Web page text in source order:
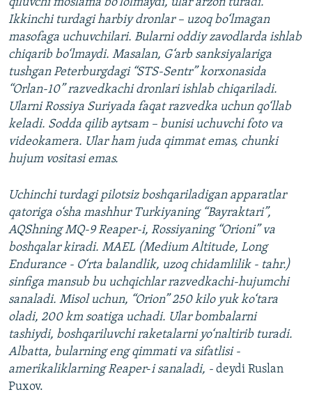
Ikkinchi turdagi harbiy dronlar – uzoq bo‘lmagan
masofaga uchuvchilari. Bularni oddiy zavodlarda ishlab
chiqarib bo‘lmaydi. Masalan, G‘arb sanksiyalariga
tushgan Peterburgdagi “STS-Sentr” korxonasida
“Orlan-10” razvedkachi dronlari ishlab chiqariladi.
Ularni Rossiya Suriyada faqat razvedka uchun qo‘llab
keladi. Sodda qilib aytsam – bunisi uchuvchi foto va
videokamera. Ular ham juda qimmat emas, chunki
hujum vositasi emas.
Uchinchi turdagi pilotsiz boshqariladigan apparatlar
qatoriga o‘sha mashhur Turkiyaning “Bayraktari”,
AQShning MQ-9Reaper-i, Rossiyaning “Orioni” va
boshqalar kiradi. MAEL (Medium Altitude, Long
Endurance - O‘rta balandlik, uzoq chidamlilik - tahr.)
sinfiga mansub bu uchqichlar razvedkachi-hujumchi
sanaladi. Misol uchun, “Orion” 250 kilo yuk ko‘tara
oladi, 200 km soatiga uchadi. Ular bombalarni
tashiydi, boshqariluvchi raketalarni yo‘naltirib turadi.
Albatta, bularning eng qimmati va sifatlisi -
amerikaliklarning Reaper-i sanaladi, - deydi Ruslan
Puxov.